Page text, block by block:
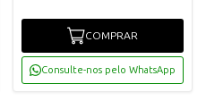
COMPRAR
Consulte-nos pelo WhatsApp